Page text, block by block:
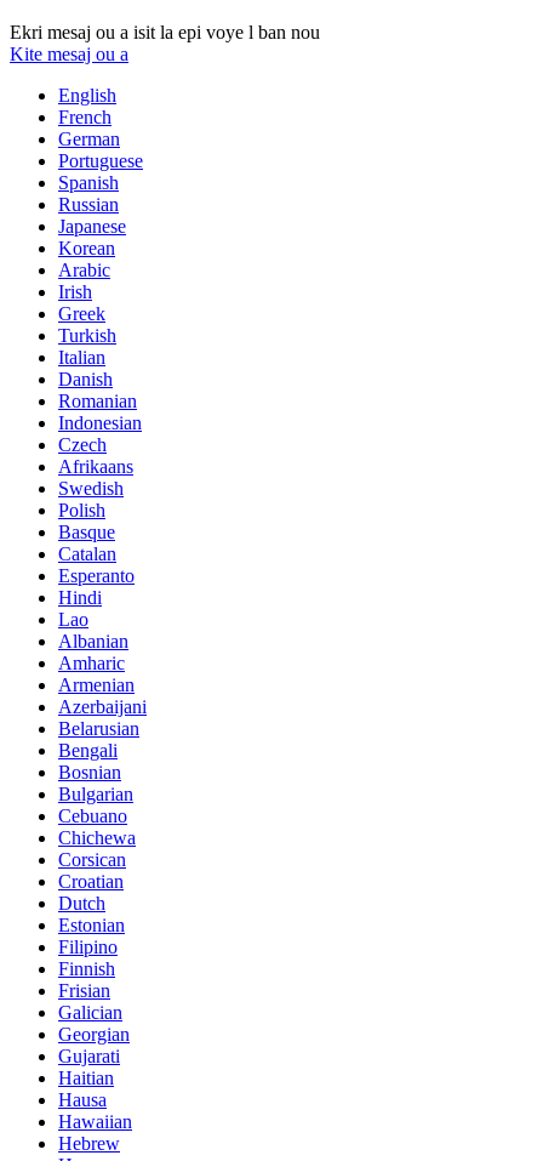
Ekri mesaj ou a isit la epi voye l ban nou
Kite mesaj ou a
English
French
German
Portuguese
Spanish
Russian
Japanese
Korean
Arabic
Irish
Greek
Turkish
Italian
Danish
Romanian
Indonesian
Czech
Afrikaans
Swedish
Polish
Basque
Catalan
Esperanto
Hindi
Lao
Albanian
Amharic
Armenian
Azerbaijani
Belarusian
Bengali
Bosnian
Bulgarian
Cebuano
Chichewa
Corsican
Croatian
Dutch
Estonian
Filipino
Finnish
Frisian
Galician
Georgian
Gujarati
Haitian
Hausa
Hawaiian
Hebrew